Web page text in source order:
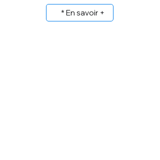
* En savoir +